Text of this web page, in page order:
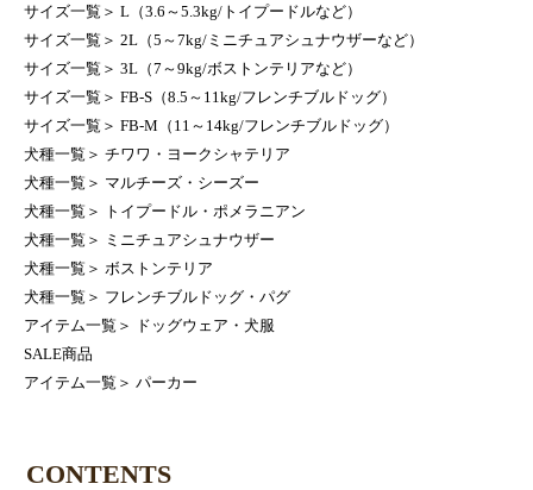
サイズ一覧 ＞ L（3.6～5.3kg/トイプードルなど）
サイズ一覧 ＞ 2L（5～7kg/ミニチュアシュナウザーなど）
サイズ一覧 ＞ 3L（7～9kg/ボストンテリアなど）
サイズ一覧 ＞ FB-S（8.5～11kg/フレンチブルドッグ）
サイズ一覧 ＞ FB-M（11～14kg/フレンチブルドッグ）
犬種一覧 ＞ チワワ・ヨークシャテリア
犬種一覧 ＞ マルチーズ・シーズー
犬種一覧 ＞
トイプードル・ポメラニアン
犬種一覧 ＞
ミニチュアシュナウザー
犬種一覧 ＞ ボストンテリア
犬種一覧 ＞ フレンチブルドッグ・パグ
アイテム一覧 ＞
ドッグウェア・犬服
SALE商品
アイテム一覧 ＞ パーカー
CONTENTS